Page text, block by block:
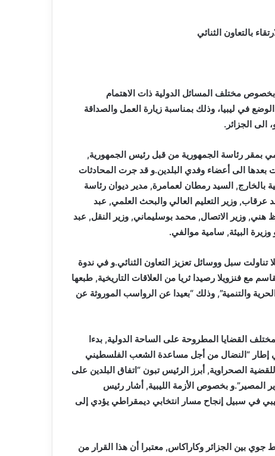
بالتعاون الثنائي
بخصوص مختلف المسائل الدولية ذات الاهتمام
في ليبيا، وذلك بمناسبة زيارة العمل والصداقة
الى الجزائر.
بمقر رئاسة الجمهورية من قبل رئيس الجمهورية,
بعدها الى أعضاء وفدي البلدين.و قد جرت المحادثات
بالخارج, السيد رمطان لعمامرة, مدير ديوان رئاسة
عرقاب, وزير التعليم العالي والبحث العلمي, عبد
هني, وزير الاتصال, محمد بوسليماني, وزير النقل, عبد
البيئة, سامية موالفي.
تناولت سبل ووسائل تعزيز التعاون الثنائي.و في ندوة
مع فنزويلا رصيدا ثريا من العلاقات التاريخية, طبعها
والتنمية”, وذلك “بعيدا عن الرواسب الموروثة عن
القضايا المطروحة على الساحة الدولية, بدءا
في إطار “النضال من أجل مساعدة الشعب الفلسطيني
الصحراوية, أبرز الرئيس تبون “اتفاق البلدين على
بخصوص الأزمة الليبية, أشار رئيس
في سبيل إنجاح مسار انتخابي ديمقراطي يؤدي إلى
جوي بين الجزائر وكاراكاس, معتبرا أن هذا القرار من